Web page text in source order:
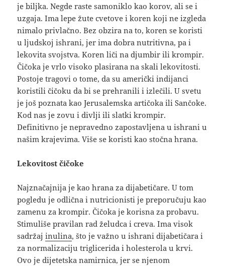
je biljka. Negde raste samoniklo kao korov, ali se i
uzgaja. Ima lepe žute cvetove i koren koji ne izgleda
nimalo privlačno. Bez obzira na to, koren se koristi
u ljudskoj ishrani, jer ima dobra nutritivna, pa i
lekovita svojstva. Koren liči na djumbir ili krompir.
Čičoka je vrlo visoko plasirana na skali lekovitosti.
Postoje tragovi o tome, da su američki indijanci
koristili čičoku da bi se prehranili i izlečili. U svetu
je još poznata kao Jerusalemska artičoka ili Sančoke.
Kod nas je zovu i divlji ili slatki krompir.
Definitivno je nepravedno zapostavljena u ishrani u
našim krajevima. Više se koristi kao stočna hrana.
Lekovitost čičoke
Najznačajnija je kao hrana za dijabetičare. U tom
pogledu je odlična i nutricionisti je preporučuju kao
zamenu za krompir. Čičoka je korisna za probavu.
Stimuliše pravilan rad želudca i creva. Ima visok
sadržajinulina, što je važno u ishrani dijabetičara i
za normalizaciju triglicerida i holesterola u krvi.
Ovo je dijetetska namirnica, jer se njenom